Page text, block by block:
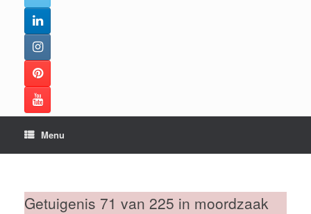
Menu
Getuigenis 71 van 225 in moordzaak